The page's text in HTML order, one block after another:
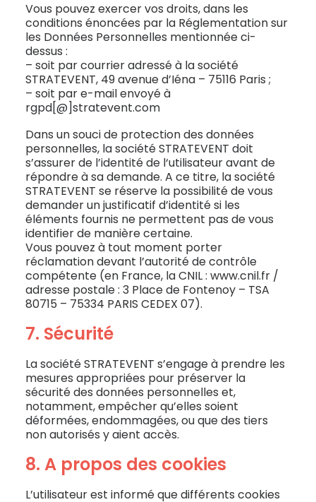
Vous pouvez exercer vos droits, dans les
conditions énoncées par la Réglementation sur
les Données Personnelles mentionnée ci-
dessus :
– soit par courrier adressé à la société
STRATEVENT, 49 avenue d’Iéna – 75116 Paris ;
– soit par e-mail envoyé à
rgpd[@]stratevent.com
Dans un souci de protection des données
personnelles, la société STRATEVENT doit
s’assurer de l’identité de l‘utilisateur avant de
répondre à sa demande. A ce titre, la société
STRATEVENT se réserve la possibilité de vous
demander un justificatif d’identité si les
éléments fournis ne permettent pas de vous
identifier de manière certaine.
Vous pouvez à tout moment porter
réclamation devant l’autorité de contrôle
compétente (en France, la CNIL : www.cnil.fr /
adresse postale : 3 Place de Fontenoy – TSA
80715 – 75334 PARIS CEDEX 07).
7. Sécurité
La société STRATEVENT s’engage à prendre les
mesures appropriées pour préserver la
sécurité des données personnelles et,
notamment, empêcher qu’elles soient
déformées, endommagées, ou que des tiers
non autorisés y aient accès.
8. A propos des cookies
L’utilisateur est informé que différents cookies